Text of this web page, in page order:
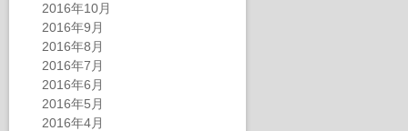
2016年10月
2016年9月
2016年8月
2016年7月
2016年6月
2016年5月
2016年4月